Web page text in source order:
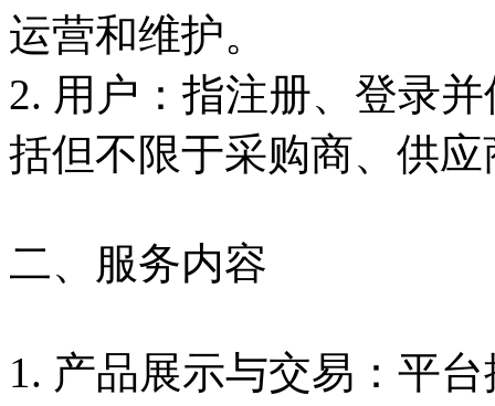
运营和维护。
2. 用户：指注册、登录
括但不限于采购商、供
二、服务内容
1. 产品展示与交易：平